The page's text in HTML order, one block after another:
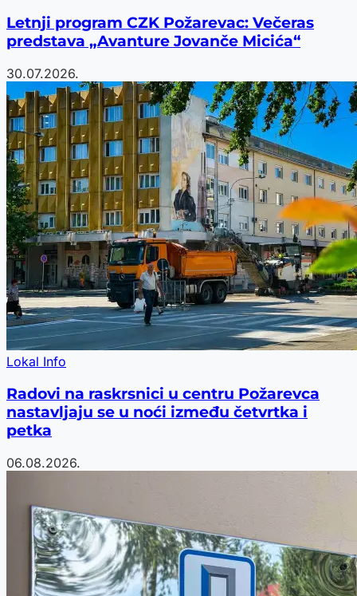
Letnji program CZK Požarevac: Večeras
predstava „Avanture Jovanče Micića“
30.07.2026.
Lokal Info
Radovi na raskrsnici u centru Požarevca
nastavljaju se u noći između četvrtka i
petka
06.08.2026.